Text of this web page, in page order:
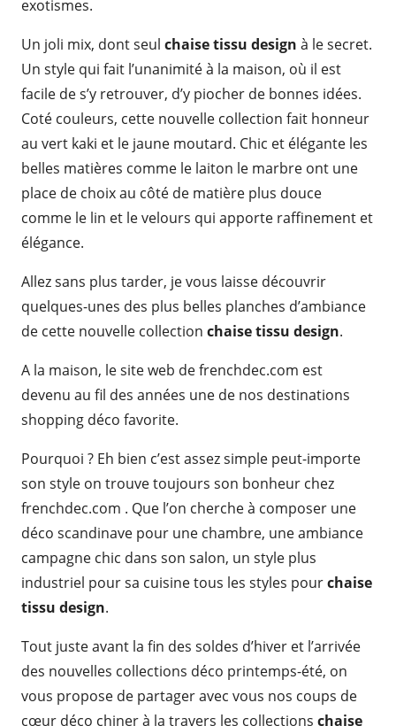
exotismes.
Un joli mix, dont seul chaise tissu design à le secret.
Un style qui fait l’unanimité à la maison, où il est
facile de s’y retrouver, d’y piocher de bonnes idées.
Coté couleurs, cette nouvelle collection fait honneur
au vert kaki et le jaune moutard. Chic et élégante les
belles matières comme le laiton le marbre ont une
place de choix au côté de matière plus douce
comme le lin et le velours qui apporte raffinement et
élégance.
Allez sans plus tarder, je vous laisse découvrir
quelques-unes des plus belles planches d’ambiance
de cette nouvelle collection chaise tissu design.
A la maison, le site web de frenchdec.com est
devenu au fil des années une de nos destinations
shopping déco favorite.
Pourquoi ? Eh bien c’est assez simple peut-importe
son style on trouve toujours son bonheur chez
frenchdec.com . Que l’on cherche à composer une
déco scandinave pour une chambre, une ambiance
campagne chic dans son salon, un style plus
industriel pour sa cuisine tous les styles pourchaise
tissu design.
Tout juste avant la fin des soldes d’hiver et l’arrivée
des nouvelles collections déco printemps-été, on
vous propose de partager avec vous nos coups de
cœur déco chiner à la travers les collections chaise